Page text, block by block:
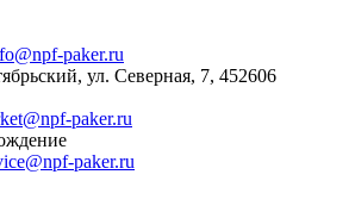
paker.ru
ул. Северная, 7, 452606
paker.ru
paker.ru